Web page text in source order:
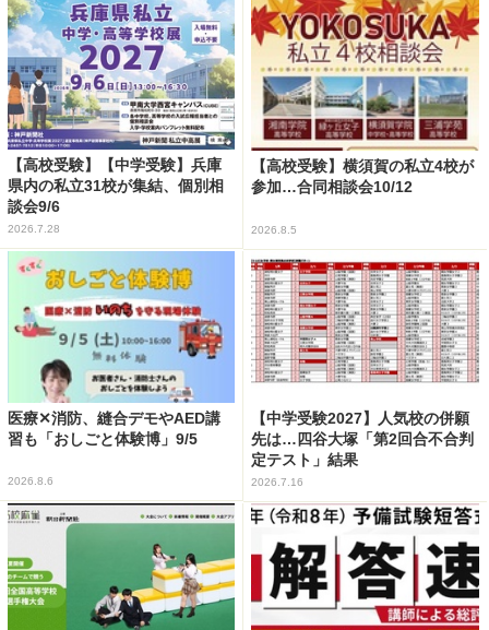
【高校受験】【中学受験】兵庫
県内の私立31校が集結、個別相
談会9/6
2026.7.28
【高校受験】横須賀の私立4校が
参加…合同相談会10/12
2026.8.5
医療✕消防、縫合デモやAED講
習も「おしごと体験博」9/5
2026.8.6
【中学受験2027】人気校の併願
先は…四谷大塚「第2回合不合判
定テスト」結果
2026.7.16